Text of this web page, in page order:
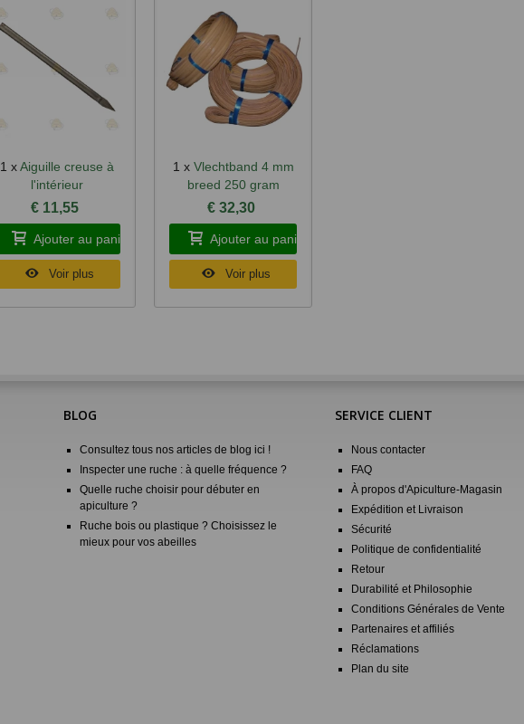
Aperçu rapide
1 xAiguille creuse à
l'intérieur
€ 11,55
Ajouter au panier
Voir plus
Aperçu rapide
1 x Vlechtband 4 mm
breed 250 gram
€ 32,30
Ajouter au panier
Voir plus
BLOG
Consultez tous nos articles de blog ici !
Inspecter une ruche : à quelle fréquence ?
Quelle ruche choisir pour débuter en
apiculture ?
Ruche bois ou plastique ? Choisissez le
mieux pour vos abeilles
SERVICE CLIENT
Nous contacter
FAQ
À propos d'Apiculture-Magasin
Expédition et Livraison
Sécurité
Politique de confidentialité
Retour
Durabilité et Philosophie
Conditions Générales de Vente
Partenaires et affiliés
Réclamations
Plan du site